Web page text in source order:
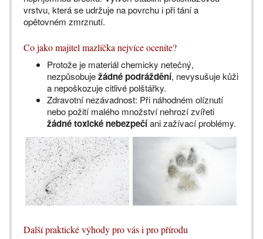
vrstvu, která se udržuje na povrchu i při tání a
opětovném zmrznutí.
Co jako majitel mazlíčka nejvíce oceníte?
Protože je materiál chemicky netečný,
nezpůsobuježádné podráždění, nevysušuje kůži
a nepoškozuje citlivé polštářky.
Zdravotní nezávadnost: Při náhodném olíznutí
nebo požití malého množství nehrozí zvířeti
žádné toxické nebezpečíani zažívací problémy.
Další praktické výhody pro vás i pro přírodu